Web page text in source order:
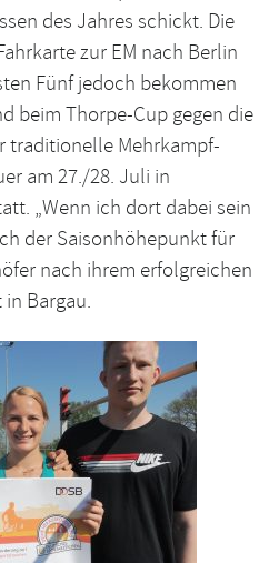
des Jahres schickt. Die
zur EM nach Berlin
Fünf jedoch bekommen
beim Thorpe-Cup gegen die
traditionelle Mehrkampf-
am 27./28. Juli in
„Wenn ich dort dabei sein
der Saisonhöhepunkt für
nach ihrem erfolgreichen
Bargau.